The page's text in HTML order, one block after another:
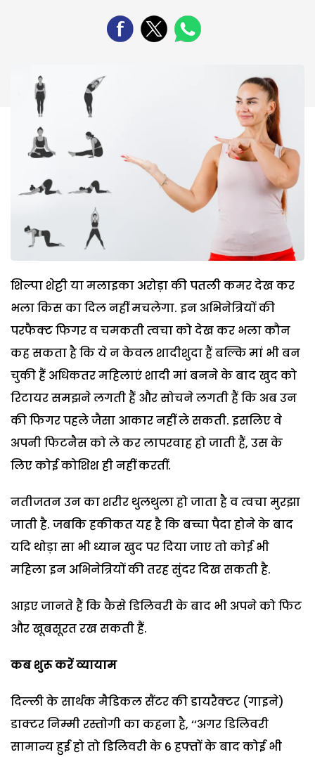
शिल्पा शेट्टी या मलाइका अरोड़ा की पतली कमर देख कर
भला किस का दिल नहीं मचलेगा. इन अभिनेत्रियों की
परफैक्ट फिगर व चमकती त्वचा को देख कर भला कौन
कह सकता है कि ये न केवल शादीशुदा हैं बल्कि मां भी बन
चुकी हैं अधिकतर महिलाएं शादी मां बनने के बाद खुद को
रिटायर समझने लगती हैं और सोचने लगती हैं कि अब उन
की फिगर पहले जैसा आकार नहीं ले सकती. इसलिए वे
अपनी फिटनैस को ले कर लापरवाह हो जाती हैं, उस के
लिए कोई कोशिश ही नहीं करतीं.
नतीजतन उन का शरीर थुलथुला हो जाता है व त्वचा मुरझा
जाती है. जबकि हकीकत यह है कि बच्चा पैदा होने के बाद
यदि थोड़ा सा भी ध्यान खुद पर दिया जाए तो कोई भी
महिला इन अभिनेत्रियों की तरह सुंदर दिख सकती है.
आइए जानते हैं कि कैसे डिलिवरी के बाद भी अपने को फिट
और खूबसूरत रख सकती हैं.
कब शुरू करें व्यायाम
दिल्ली के सार्थक मैडिकल सैंटर की डायरैक्टर (गाइने)
डाक्टर निम्मी रस्तोगी का कहना है, ‘‘अगर डिलिवरी
सामान्य हुई हो तो डिलिवरी के 6 हफ्तों के बाद कोई भी